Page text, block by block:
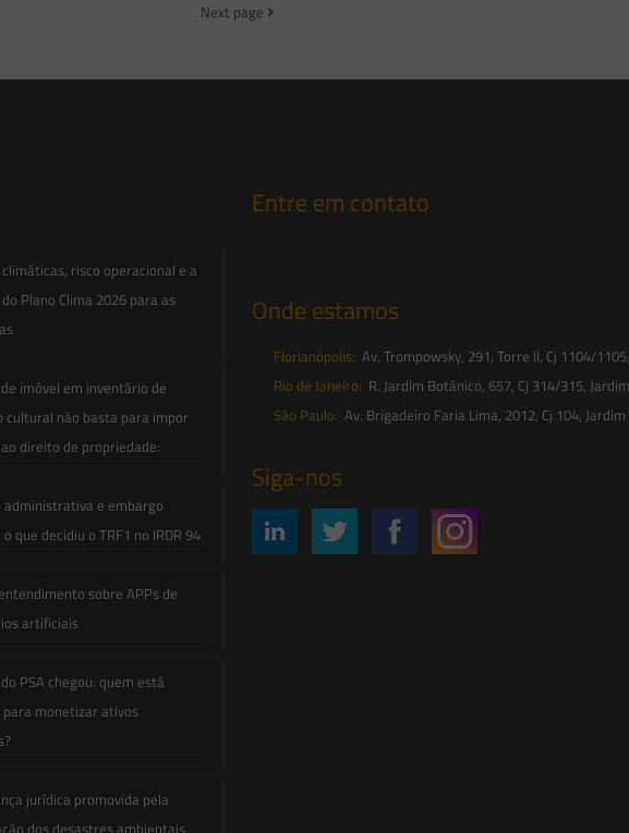
Next page
risco operacional e a
Plano Clima 2026 para as
imóvel em inventário de
cultural não basta para impor
direito de propriedade:
administrativa e embargo
que decidiu o TRF1 no IRDR 94
sobre APPs de
artificiais
PSA chegou: quem está
monetizar ativos
jurídica promovida pela
dos desastres ambientais
Entre em contato
Onde estamos
Florianópolis: Av. Trompowsky, 291, Torre II, Cj 1104/
Rio de Janeiro: R. Jardim Botânico, 657, Cj 314/315,
São Paulo: Av. Brigadeiro Faria Lima, 2012, Cj 104,
Siga-nos